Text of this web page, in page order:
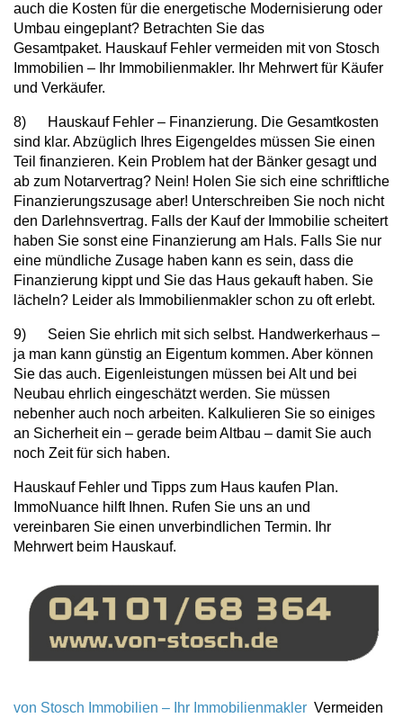
auch die Kosten für die energetische Modernisierung oder
Umbau eingeplant? Betrachten Sie das
Gesamtpaket. Hauskauf Fehler vermeiden mit von Stosch
Immobilien – Ihr Immobilienmakler. Ihr Mehrwert für Käufer
und Verkäufer.
8) Hauskauf Fehler – Finanzierung. Die Gesamtkosten
sind klar. Abzüglich Ihres Eigengeldes müssen Sie einen
Teil finanzieren. Kein Problem hat der Bänker gesagt und
ab zum Notarvertrag? Nein! Holen Sie sich eine schriftliche
Finanzierungszusage aber! Unterschreiben Sie noch nicht
den Darlehnsvertrag. Falls der Kauf der Immobilie scheitert
haben Sie sonst eine Finanzierung am Hals. Falls Sie nur
eine mündliche Zusage haben kann es sein, dass die
Finanzierung kippt und Sie das Haus gekauft haben. Sie
lächeln? Leider als Immobilienmakler schon zu oft erlebt.
9) Seien Sie ehrlich mit sich selbst. Handwerkerhaus –
ja man kann günstig an Eigentum kommen. Aber können
Sie das auch. Eigenleistungen müssen bei Alt und bei
Neubau ehrlich eingeschätzt werden. Sie müssen
nebenher auch noch arbeiten. Kalkulieren Sie so einiges
an Sicherheit ein – gerade beim Altbau – damit Sie auch
noch Zeit für sich haben.
Hauskauf Fehler und Tipps zum Haus kaufen Plan.
ImmoNuance hilft Ihnen. Rufen Sie uns an und
vereinbaren Sie einen unverbindlichen Termin. Ihr
Mehrwert beim Hauskauf.
von Stosch Immobilien – Ihr Immobilienmakler Vermeiden